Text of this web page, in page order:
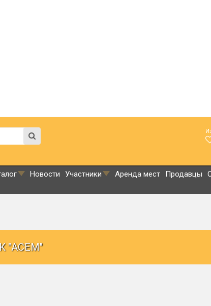
Новости Участники Аренда мест Продавцы
"АСЕМ"